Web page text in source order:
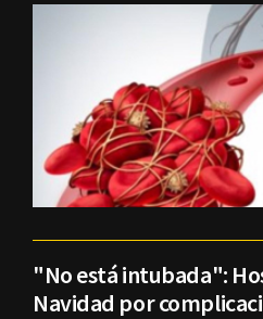
"No está intubada":
Navidad por